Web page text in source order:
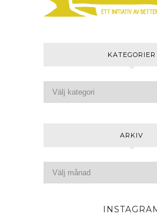
KATEGORIER
ARKIV